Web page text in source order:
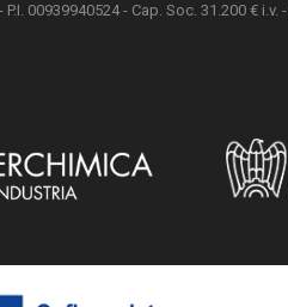
00939940524 - Cap. Soc. 31.200 € i.v. -